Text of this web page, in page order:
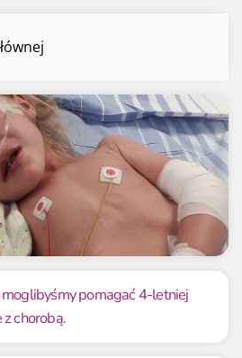
Rutkowska
Potrzebujemy
38 000 zł
109.87%
moglibyśmy pomagać 4-letniej
chorobą.